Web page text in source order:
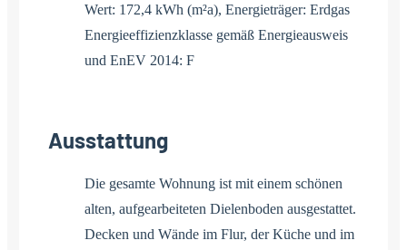
Wert: 172,4 kWh (m²a), Energieträger: Erdgas
Energieeffizienzklasse gemäß Energieausweis
und EnEV 2014: F
Ausstattung
Die gesamte Wohnung ist mit einem schönen
alten, aufgearbeiteten Dielenboden ausgestattet.
Decken und Wände im Flur, der Küche und im